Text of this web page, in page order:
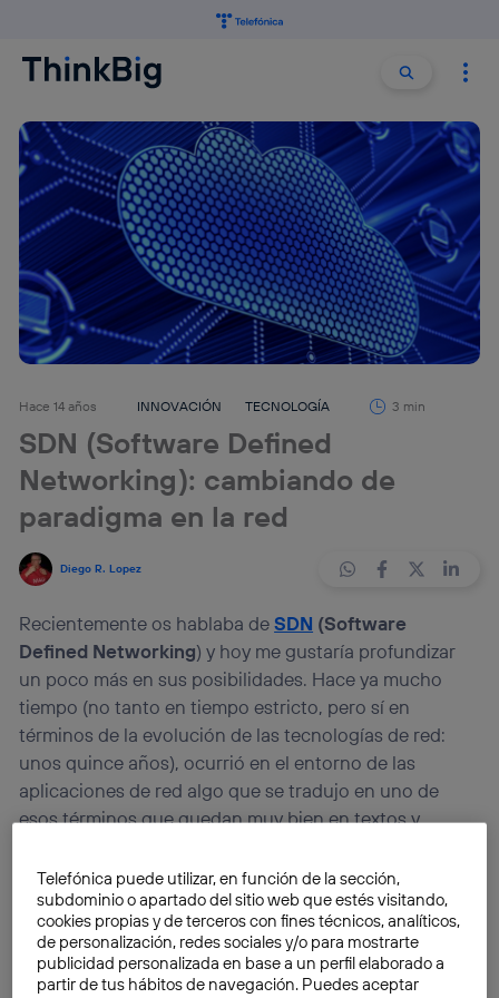
Buscar
Hace 14 años INNOVACIÓN TECNOLOGÍA 3 min
SDN (Software Defined
Networking): cambiando de
paradigma en la red
Diego R. Lopez
Recientemente os hablaba deSDN (Software
Defined Networking) y hoy me gustaría profundizar
un poco más en sus posibilidades. Hace ya mucho
tiempo (no tanto en tiempo estricto, pero sí en
términos de la evolución de las tecnologías de red:
unos quince años), ocurrió en el entorno de las
aplicaciones de red algo que se tradujo en uno de
esos términos que quedan muy bien en textos y
«paradigm shift», que en inglés queda más gráfico), lo
que representa no solo un cambio en las tecnologías
que se aplican, sino una nueva manera de pensar en
cómo se aplican.
Telefónica puede utilizar, en función de la sección,
subdominio o apartado del sitio web que estés visitando,
cookies propias y de terceros con fines técnicos, analíticos,
de personalización, redes sociales y/o para mostrarte
publicidad personalizada en base a un perfil elaborado a
partir de tus hábitos de navegación. Puedes aceptar